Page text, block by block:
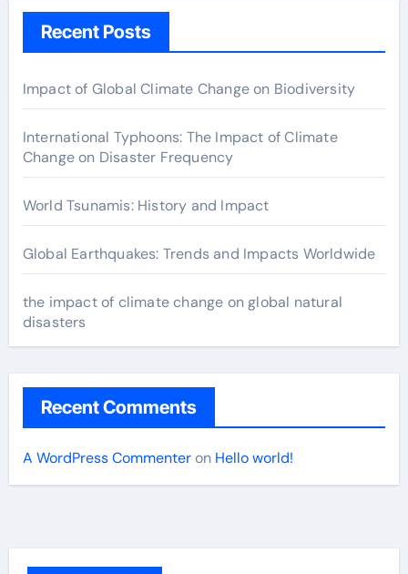
Recent Posts
Impact of Global Climate Change on Biodiversity
International Typhoons: The Impact of Climate
Change on Disaster Frequency
World Tsunamis: History and Impact
Global Earthquakes: Trends and Impacts Worldwide
the impact of climate change on global natural
disasters
Recent Comments
A WordPress Commenteron Hello world!